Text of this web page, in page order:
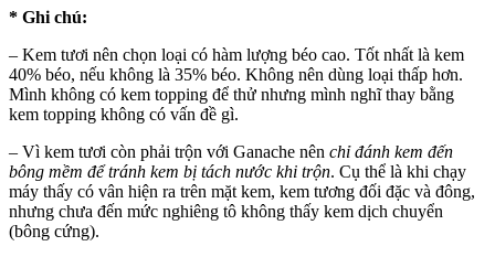
* Ghi chú:
– Kem tươi nên chọn loại có hàm lượng béo cao. Tốt nhất là kem
40% béo, nếu không là 35% béo. Không nên dùng loại thấp hơn.
Mình không có kem topping để thử nhưng mình nghĩ thay bằng
kem topping không có vấn đề gì.
– Vì kem tươi còn phải trộn với Ganache nên chỉ đánh kem đến
bông mềm để tránh kem bị tách nước khi trộn. Cụ thể là khi chạy
máy thấy có vân hiện ra trên mặt kem, kem tương đối đặc và đông,
nhưng chưa đến mức nghiêng tô không thấy kem dịch chuyển
(bông cứng).